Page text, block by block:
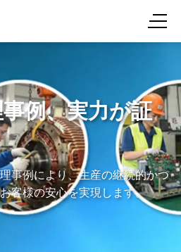
例、実力が証
事例により、生産の継続的かつ
客様の安心を実現します。